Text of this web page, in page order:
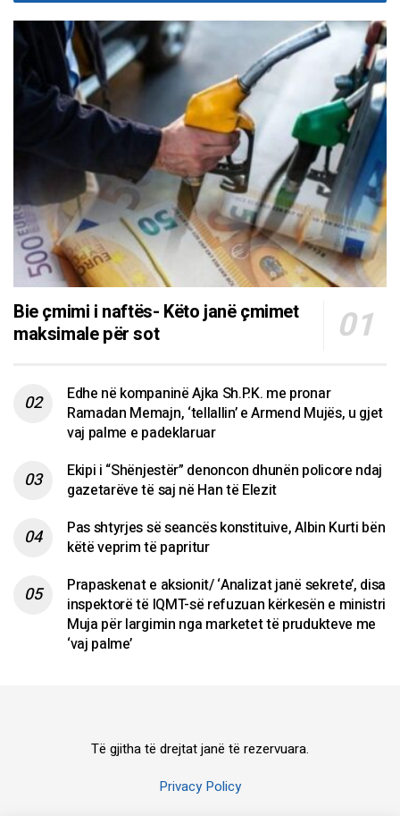
Bie çmimi i naftës- Këto janë çmimet
maksimale për sot
Edhe në kompaninë Ajka Sh.P.K. me pronar
Ramadan Memajn, ‘tellallin’ e Armend Mujës, u gjet
vaj palme e padeklaruar
Ekipi i “Shënjestër” denoncon dhunën policore ndaj
gazetarëve të saj në Han të Elezit
Pas shtyrjes së seancës konstituive, Albin Kurti bën
këtë veprim të papritur
Prapaskenat e aksionit/ ‘Analizat janë sekrete’, disa
inspektorë të IQMT-së refuzuan kërkesën e ministri
Muja për largimin nga marketet të prudukteve me
‘vaj palme’
Të gjitha të drejtat janë të rezervuara.
Privacy Policy